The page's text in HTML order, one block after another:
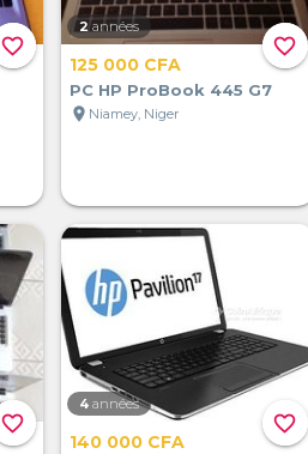
favorite_border favorite_border
2 années
125 000 CFA
PC HP ProBook 445 G7
location_on Niamey, Niger
favorite_border favorite_border
4 années
140 000 CFA